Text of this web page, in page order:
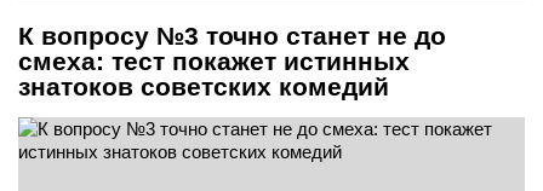
К вопросу №3 точно станет не до
смеха: тест покажет истинных
знатоков советских комедий